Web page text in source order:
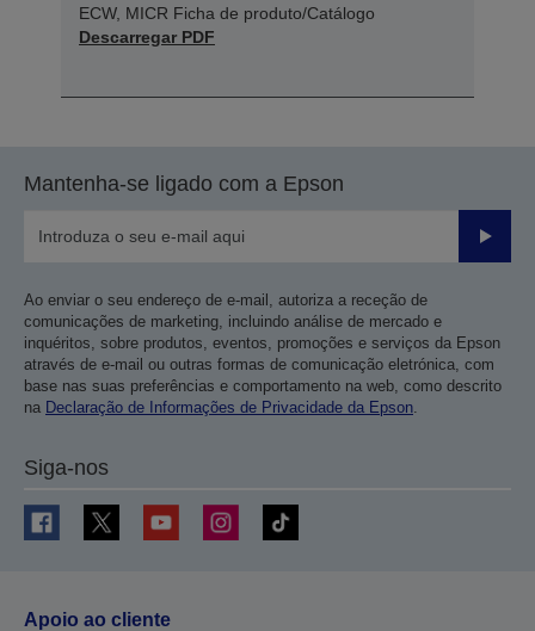
ECW, MICR Ficha de produto/Catálogo
Descarregar PDF
Mantenha-se ligado com a Epson
Enviar
Ao enviar o seu endereço de e-mail, autoriza a receção de
comunicações de marketing, incluindo análise de mercado e
inquéritos, sobre produtos, eventos, promoções e serviços da Epson
através de e-mail ou outras formas de comunicação eletrónica, com
base nas suas preferências e comportamento na web, como descrito
na Declaração de Informações de Privacidade da Epson
Siga-nos
Apoio ao cliente